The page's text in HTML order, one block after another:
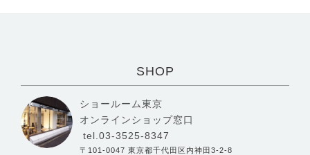
SHOP
ショールーム東京
オンラインショップ窓口
tel.03-3525-8347
〒101-0047 東京都千代田区内神田3-2-8